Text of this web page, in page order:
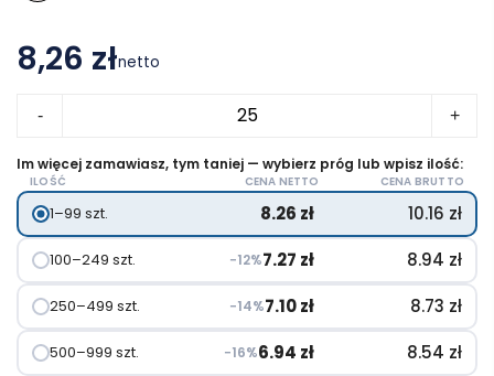
8,26 złnetto
-
do
rąk
"termofor"
+
Im więcej zamawiasz, tym taniej — wybierz próg lub wpisz ilość:
ILOŚĆ CENA NETTO CENA BRUTTO
1–99 szt. 8.26 zł 10.16 zł
100–249 szt. −12%7.27 zł 8.94 zł
250–499 szt. −14%7.10zł 8.73 zł
500–999 szt. −16%6.94 zł 8.54 zł